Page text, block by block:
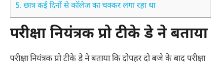
5. छात्र कई दिनों से कॉलेज का चक्कर लगा रहा था
परीक्षा नियंत्रक प्रो टीके डे ने बताया
परीक्षा नियंत्रक प्रो टीके डे ने बताया कि दोपहर दो बजे के बाद परीक्षा